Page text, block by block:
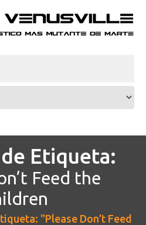
Etiqueta:
Feed the
"Please Don’t Feed